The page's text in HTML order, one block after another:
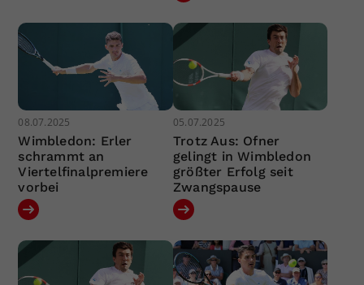
08.07.2025
Wimbledon: Erler
schrammt an
Viertelfinalpremiere
vorbei
05.07.2025
Trotz Aus: Ofner
gelingt in Wimbledon
größter Erfolg seit
Zwangspause